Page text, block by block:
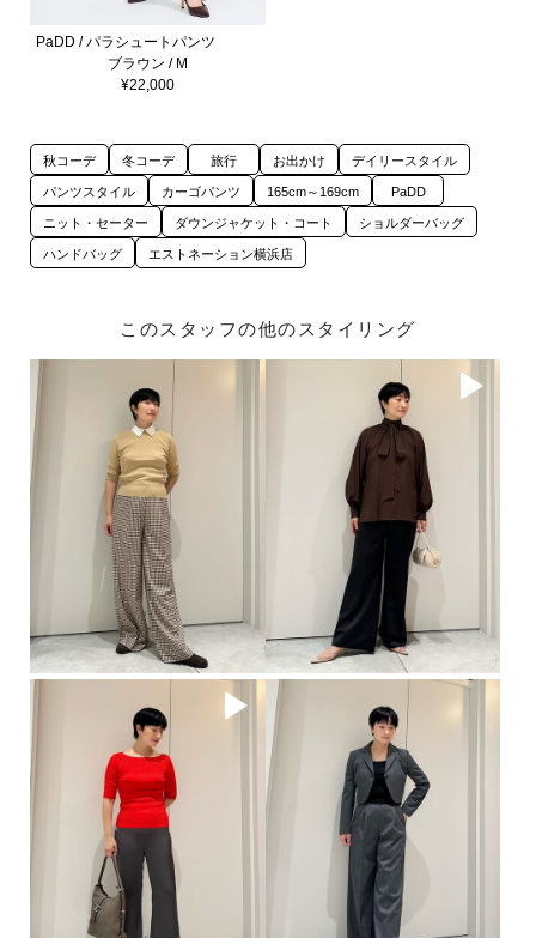
PaDD / パラシュートパンツ
ブラウン / M
¥22,000
秋コーデ 冬コーデ 旅行 お出かけ デイリースタイル
パンツスタイル カーゴパンツ 165cm～169cm PaDD
ニット・セーター ダウンジャケット・コート ショルダーバッグ
ハンドバッグ エストネーション横浜店
このスタッフの他のスタイリング